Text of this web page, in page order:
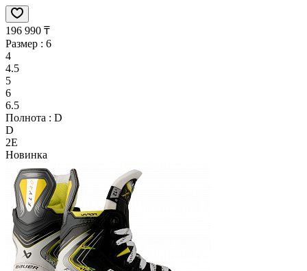
196 990 ₸
Размер : 6
4
4.5
5
6
6.5
Полнота : D
D
2E
Новинка